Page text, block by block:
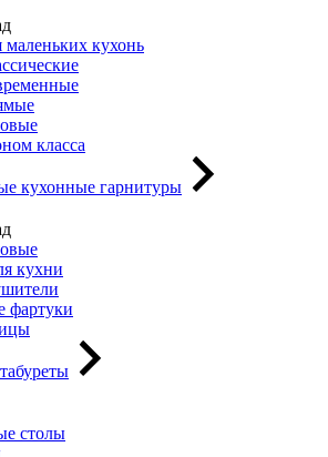
маленьких кухонь
класса
кухонные гарнитуры
кухни
фартуки
столы